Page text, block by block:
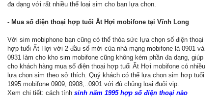
đa dạng với rất nhiều thể loại sim cho bạn lựa chọn.
- Mua số điện thoại hợp tuổi Ất Hợi mobifone tại Vĩnh Long
Với sim mobiphone bạn cũng có thể thỏa sức lựa chọn số điện thoại
hợp tuổi Ất Hợi với 2 đầu số mới của nhà mạng mobifone là 0901 và
0931 làm cho kho sim mobifone cũng không kém phần đa dạng, giúp
cho khách hàng mua số điện thoại hợp tuổi Ất Hợi mobifone có nhiều
lựa chọn sim theo sở thích. Quý khách có thể lựa chọn sim hợp tuổi
1995 mobifone 0909, 0908,..0901 với đủ chủng loại đuôi vip.
Xem chi tiết: cách tính sinh năm 1995 hợp số điện thoại nào